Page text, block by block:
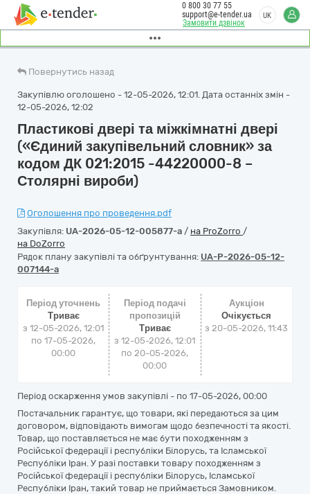
Замовити дзвінок
0 800 30 77 55
support@e-tender.ua
UK
Повернутись назад
Закупівлю оголошено - 12-05-2026, 12:01. Дата останніх змін -
12-05-2026, 12:02
Пластикові двері та міжкімнатні двері
(«Єдиний закупівельний словник» за
кодом ДК 021:2015 -44220000-8 –
Столярні вироби)
Оголошення про проведення.pdf
Закупівля: UA-2026-05-12-005877-a / на ProZorro /
на DoZorro
Рядок плану закупівлі та обґрунтування: UA-P-2026-05-12-
007144-a
Період уточнень
Триває
з 12-05-2026, 12:01
по 17-05-2026,
00:00
Період подачі
пропозицій
Триває
з 12-05-2026, 12:01
по 20-05-2026,
00:00
Аукціон
Очікується
з20-05-2026, 11:43
Період оскарження умов закупівлі - по 17-05-2026, 00:00
Постачальник гарантує, що товари, які передаються за цим
договором, відповідають вимогам щодо безпечності та якості.
Товар, що поставляється не має бути походженням з
Російської федерації і республіки Білорусь, та Ісламської
Республіки Іран. У разі поставки товару походженням з
Російської федерації і республіки Білорусь, Ісламської
Республіки Іран, такий товар не приймається Замовником.